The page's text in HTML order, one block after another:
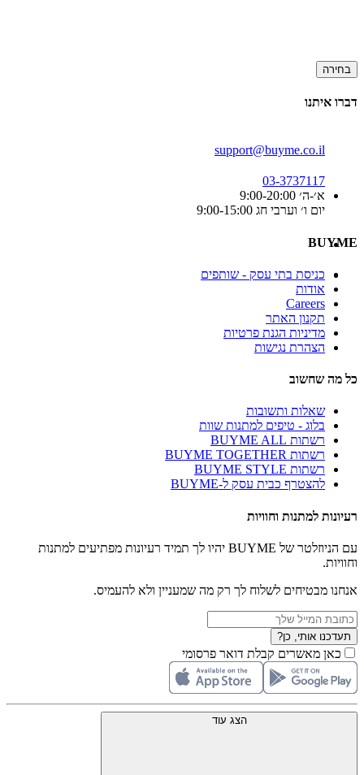
בחירה
דברו איתנו
support@buyme.co.il
03-3737117
א׳-ה׳ 9:00-20:00
יום ו׳ וערבי חג 9:00-15:00
BUYME
כניסת בתי עסק - שותפים
אודות
Careers
תקנון האתר
מדיניות הגנת פרטיות
הצהרת נגישות
כל מה שחשוב
שאלות ותשובות
בלוג - טיפים למתנות שוות
רשתות BUYME ALL
רשתות BUYME TOGETHER
רשתות BUYME STYLE
להצטרף כבית עסק ל-BUYME
רעיונות למתנות וחוויות
עם הניוזלטר של BUYME יהיו לך תמיד רעיונות מפתיעים למתנות
וחוויות.
אנחנו מבטיחים לשלוח לך רק מה שמעניין ולא להעמיס.
תעדכנו אותי, כן?
כאן מאשרים קבלת דואר פרסומי
הצג עוד